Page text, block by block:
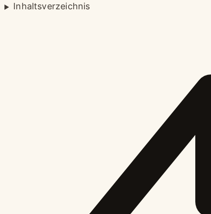
Inhaltsverzeichnis